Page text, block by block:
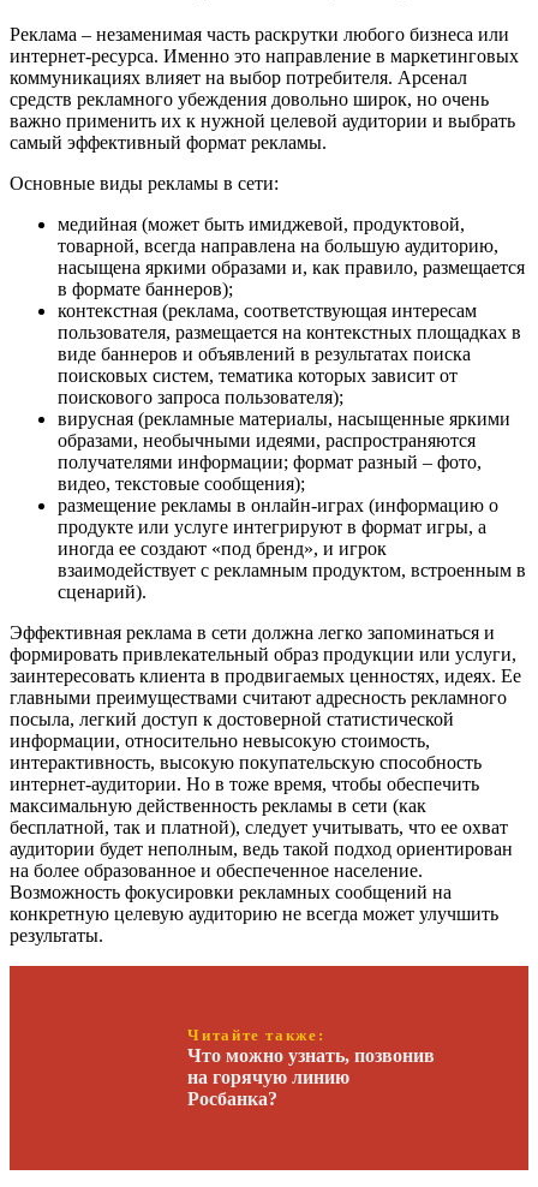
Реклама – незаменимая часть раскрутки любого бизнеса или
интернет-ресурса. Именно это направление в маркетинговых
коммуникациях влияет на выбор потребителя. Арсенал
средств рекламного убеждения довольно широк, но очень
важно применить их к нужной целевой аудитории и выбрать
самый эффективный формат рекламы.
Основные виды рекламы в сети:
медийная (может быть имиджевой, продуктовой,
товарной, всегда направлена на большую аудиторию,
насыщена яркими образами и, как правило, размещается
в формате баннеров);
контекстная (реклама, соответствующая интересам
пользователя, размещается на контекстных площадках в
виде баннеров и объявлений в результатах поиска
поисковых систем, тематика которых зависит от
поискового запроса пользователя);
вирусная (рекламные материалы, насыщенные яркими
образами, необычными идеями, распространяются
получателями информации; формат разный – фото,
видео, текстовые сообщения);
размещение рекламы в онлайн-играх (информацию о
продукте или услуге интегрируют в формат игры, а
иногда ее создают «под бренд», и игрок
взаимодействует с рекламным продуктом, встроенным в
сценарий).
Эффективная реклама в сети должна легко запоминаться и
формировать привлекательный образ продукции или услуги,
заинтересовать клиента в продвигаемых ценностях, идеях. Ее
главными преимуществами считают адресность рекламного
посыла, легкий доступ к достоверной статистической
информации, относительно невысокую стоимость,
интерактивность, высокую покупательскую способность
интернет-аудитории. Но в тоже время, чтобы обеспечить
максимальную действенность рекламы в сети (как
бесплатной, так и платной), следует учитывать, что ее охват
аудитории будет неполным, ведь такой подход ориентирован
на более образованное и обеспеченное население.
Возможность фокусировки рекламных сообщений на
конкретную целевую аудиторию не всегда может улучшить
результаты.
Читайте также:
Что можно узнать, позвонив
на горячую линию
Росбанка?